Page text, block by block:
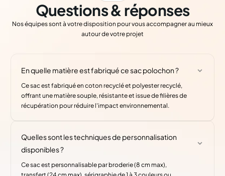
Questions & réponses
Nos équipes sont à votre disposition pour vous accompagner au mieux
autour de votre projet
En quelle matière est fabriqué ce sac polochon ?
Ce sac est fabriqué en coton recyclé et polyester recyclé,
offrant une matière souple, résistante et issue de filières de
récupération pour réduire l'impact environnemental.
Quelles sont les techniques de personnalisation
disponibles ?
Ce sac est personnalisable par broderie (8 cm max),